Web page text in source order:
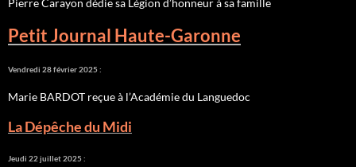
Pierre Carayon dédie sa Légion d’honneur à sa famille
Petit Journal Haute-Garonne
Vendredi 28 février 2025 :
Marie BARDOT reçue à l’Académie du Languedoc
La Dépêche du Midi
Jeudi 22 juillet 2025 :